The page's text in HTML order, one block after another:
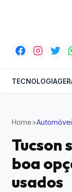
TECNOLOGIA
Home>
Tucson
boa
usados